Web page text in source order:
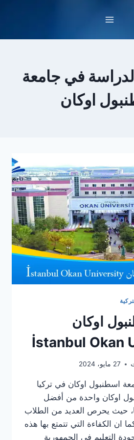
في جامعة
اوكان
اوكان
İstanbul Okan
27 مايو، 2024
اسطنبول اوكان في تركيا
اوكان واحدة من أفضل
حيث يحرص العديد من الطلاب
ان الكفاءة التي تتمتع بها هذه
التعليم في الجمهورية